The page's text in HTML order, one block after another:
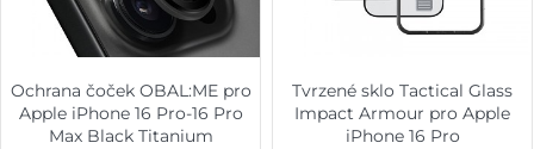
Ochrana čoček OBAL:ME pro
Apple iPhone 16 Pro-16 Pro
Max Black Titanium
Tvrzené sklo Tactical Glass
Impact Armour pro Apple
iPhone 16 Pro